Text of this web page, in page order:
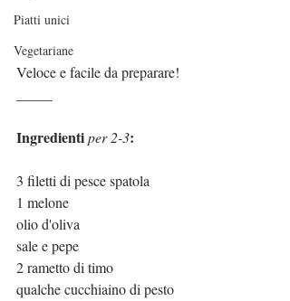
Piatti unici
Vegetariane
Veloce e facile da preparare!
Ingredienti per 2-3:
3 filetti di pesce spatola
1 melone
olio d'oliva
sale e pepe
2 rametto di timo
qualche cucchiaino di pesto